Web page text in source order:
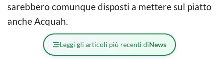
sarebbero comunque disposti a mettere sul piatto
anche Acquah.
Leggi gli articoli più recenti diNews